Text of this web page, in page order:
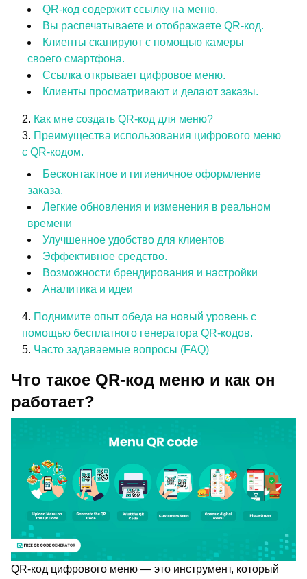
QR-код содержит ссылку на меню.
Вы распечатываете и отображаете QR-код.
Клиенты сканируют с помощью камеры
своего смартфона.
Ссылка открывает цифровое меню.
Клиенты просматривают и делают заказы.
Как мне создать QR-код для меню?
Преимущества использования цифрового меню
с QR-кодом.
Бесконтактное и гигиеничное оформление
заказа.
Легкие обновления и изменения в реальном
времени
Улучшенное удобство для клиентов
Эффективное средство.
Возможности брендирования и настройки
Аналитика и идеи
Поднимите опыт обеда на новый уровень с
помощью бесплатного генератора QR-кодов.
Часто задаваемые вопросы (FAQ)
Что такое QR-код меню и как он
работает?
QR-код цифрового меню — это инструмент, который